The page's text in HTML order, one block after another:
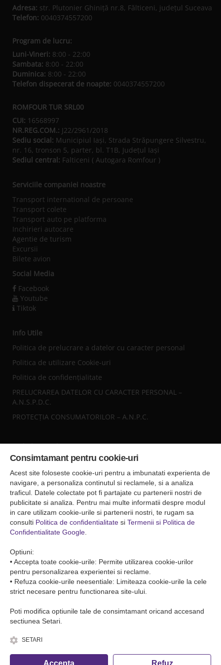
Adresa: str. Plutonier Ghiniţă nr.8, Fălticeni, judeţul Suceava
Telefon: 0040374557200
Program de lucru:
Luni-Vineri: 8:00 - 22:00
Sambata: 8:00 - 22:00
Duminica: 8:00 - 22:00
Telefon dispecerat de noapte: 0040374557200
ROMFOUR TUR SRL00
CUI: 16568997
NR.REG.COM.: J22/2961/2018
Sediu social: Municipiul Iaşi, Strada Străpungere Silvestru,
nr. 16, tronson 5, parter, bl. T1B, Județul Iaşi
Sediul central: Falticeni ( Autogara Romfour )
Serviciile companiei noastre
Transport international de persoane
Transport colete
Transport auto pe platforma
Inchirieri autocare
Agentie de turism
Excursii
Bilete avion
Social Media
Facebook
Youtube
Tiktok
Info Utile
Politica de prelucrare a datelor cu caracter personal
Politica de utilizare Cookie-uri
Politica de confidențialitate
PRELUCRAREA DATELOR CU CARACTER PERSONAL –
A.N.S.P.D.C.
PROTECȚIA CONSUMATORILOR – A.N.P.C.
Sediul central
Falticeni ( Autogara Romfour )
str. Plutonier Ghiniţă nr.8, Fălticeni, judeţul Suceava
0040374557200
Condiții de Transport
Condițiile de transport colete
Condițiile de transport persone
© Copyright 2026 Romfour-Tur S.R.L. J22/2961/2018
Consimtamant pentru cookie-uri
Acest site foloseste cookie-uri pentru a imbunatati experienta de
navigare, a personaliza continutul si reclamele, si a analiza
traficul. Datele colectate pot fi partajate cu partenerii nostri de
publicitate si analiza. Pentru mai multe informatii despre modul
in care utilizam cookie-urile si partenerii nostri, te rugam sa
consulti Politica de confidentialitate si Termenii si Politica de
Confidentialitate Google
Optiuni:
• Accepta toate cookie-urile: Permite utilizarea cookie-urilor
pentru personalizarea experientei si reclame.
• Refuza cookie-urile neesentiale: Limiteaza cookie-urile la cele
strict necesare pentru functionarea site-ului.
Poti modifica optiunile tale de consimtamant oricand accesand
sectiunea Setari.
SETARI
Accepta Refuz